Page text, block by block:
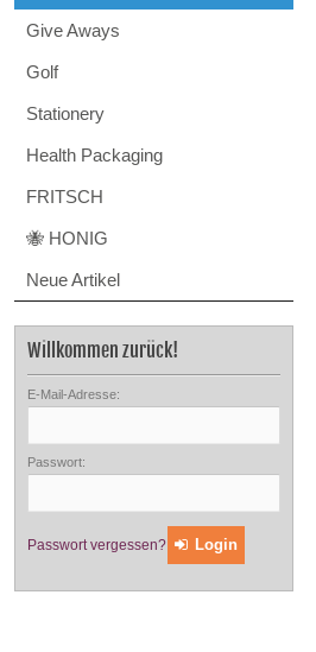
Give Aways
Golf
Stationery
Health Packaging
FRITSCH
🐝 HONIG
Neue Artikel
Willkommen zurück!
E-Mail-Adresse:
Passwort:
Passwort vergessen? Login